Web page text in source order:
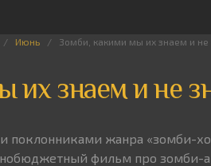
Июнь Зомби, какими мы их знаем и не
их знаем и не
жанра «зомби-
фильм про зомби-